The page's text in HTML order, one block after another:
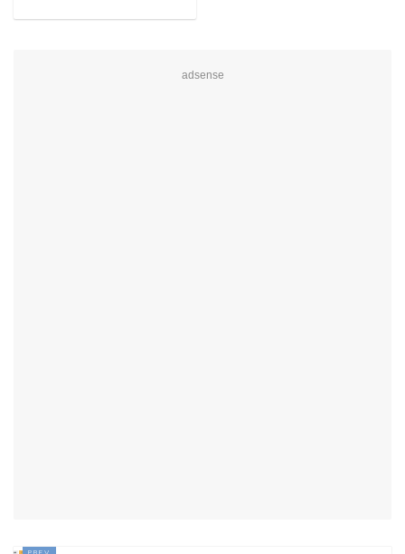
adsense